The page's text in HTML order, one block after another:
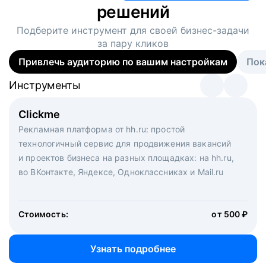
решений
Подберите инструмент для своей бизнес-задачи
за пару кликов
Привлечь аудиторию по вашим настройкам
Clickme
Рекламная платформа от hh.ru: простой
технологичный сервис для продвижения вакансий
и проектов бизнеса на разных площадках: на hh.ru,
во ВКонтакте, Яндексе, Одноклассниках и Mail.ru
Стоимость: от 500 ₽
Узнать подробнее
Инструменты
Вакансия дня
Рекламный формат для вакансий на главной странице
hh.ru. Увеличивает количество откликов
Инструменты
Массовый подбор под ключ. Решите, сколько
кандидатов и когда вам нужно, и за дело возьмутся
маркетологи, рекрутеры и проектные менеджеры
hh.ru с целым набором digital-инструментов
Инструменты